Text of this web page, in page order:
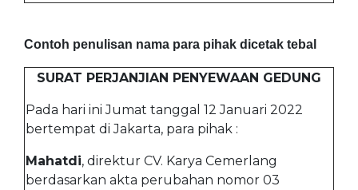
Contoh penulisan nama para pihak dicetak tebal
SURAT PERJANJIAN PENYEWAAN GEDUNG
Pada hari ini Jumat tanggal 12 Januari 2022
bertempat di Jakarta, para pihak :
Mahatdi, direktur CV. Karya Cemerlang
berdasarkan akta perubahan nomor 03